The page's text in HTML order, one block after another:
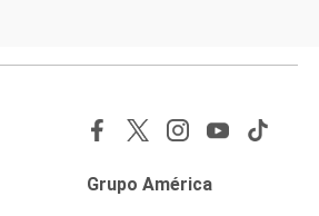
Grupo América